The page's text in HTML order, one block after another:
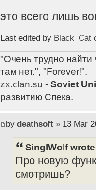
это всего лишь
Last edited by Black_Cat
"Очень трудно найти
там нет.", "Forever!".
zx.clan.su - Soviet
развитию Спека.
by deathsoft» 13 Mar
SinglWolf
Про новую
смотришь?